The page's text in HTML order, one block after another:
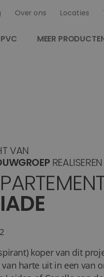
Over ons Locaties
PVC MEER
VAN
koper van dit
harte uit in een van